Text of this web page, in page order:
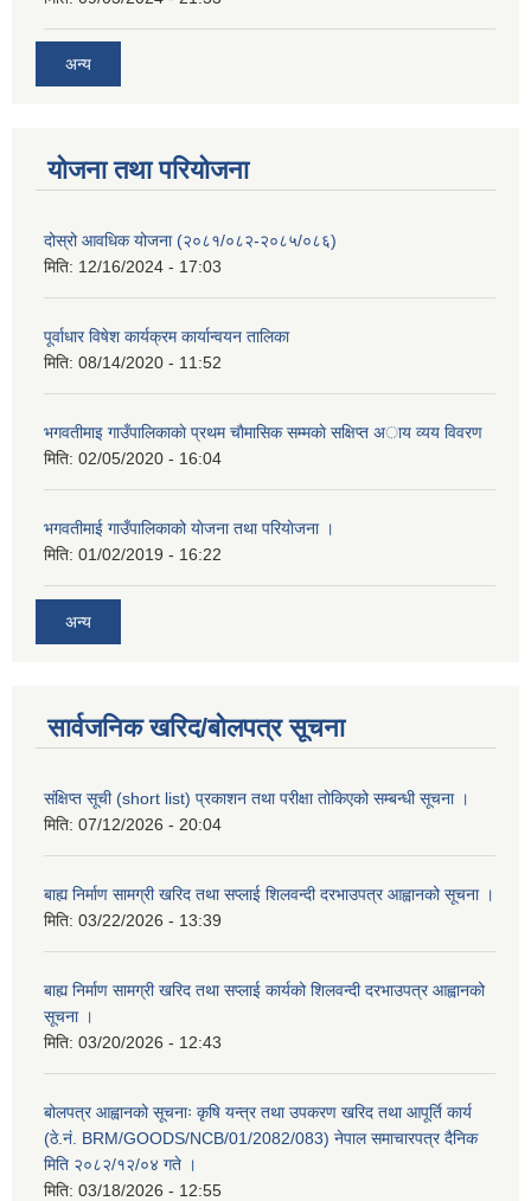
अन्य
योजना तथा परियोजना
दोस्रो आवधिक योजना (२०८१/०८२-२०८५/०८६)
मिति: 12/16/2024 - 17:03
पूर्वाधार विषेश कार्यक्रम कार्यान्वयन तालिका
मिति: 08/14/2020 - 11:52
भगवतीमाइ गाउँपालिकाकाे प्रथम चाैमासिक सम्मकाे सक्षिप्त अाय व्यय विवरण
मिति: 02/05/2020 - 16:04
भगवतीमाई गाउँपालिकाको याेजना तथा परियाेजना ।
मिति: 01/02/2019 - 16:22
अन्य
सार्वजनिक खरिद/बोलपत्र सूचना
संक्षिप्त सूची (short list) प्रकाशन तथा परीक्षा तोकिएको सम्बन्धी सूचना ।
मिति: 07/12/2026 - 20:04
बाह्य निर्माण सामग्री खरिद तथा सप्लाई शिलवन्दी दरभाउपत्र आह्वानको सूचना ।
मिति: 03/22/2026 - 13:39
बाह्य निर्माण सामग्री खरिद तथा सप्लाई कार्यको शिलवन्दी दरभाउपत्र आह्वानको
सूचना ।
मिति: 03/20/2026 - 12:43
बोलपत्र आह्वानको सूचनाः कृषि यन्त्र तथा उपकरण खरिद तथा आपूर्ति कार्य
(ठे.नं. BRM/GOODS/NCB/01/2082/083) नेपाल समाचारपत्र दैनिक
मिति २०८२/१२/०४ गते ।
मिति: 03/18/2026 - 12:55